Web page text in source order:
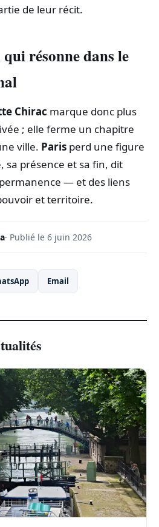
de leur récit.
résonne dans le
Chirac marque donc plus
; elle ferme un chapitre
ville. Paris perd une figure
sa présence et sa fin, dit
— et des liens
et territoire.
· Publié le 6 juin 2026
Email